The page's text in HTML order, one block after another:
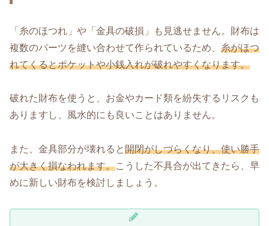
「糸のほつれ」や「金具の破損」も見逃せません。財布は
複数のパーツを縫い合わせて作られているため、 糸がほつ
れてくるとポケットや小銭入れが破れやすくなります。
破れた財布を使うと、お金やカード類を紛失するリスクも
ありますし、風水的にも良いことはありません。
また、金具部分が壊れると開閉がしづらくなり、使い勝手
が大きく損なわれます。こうした不具合が出てきたら、早
めに新しい財布を検討しましょう。